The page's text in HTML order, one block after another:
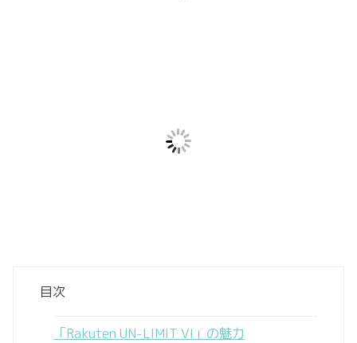
目次
「Rakuten UN-LIMIT VI」の魅力